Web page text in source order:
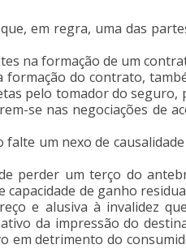
em regra, uma das
na formação de um
do contrato,
pelo tomador do
se nas negociações de
um nexo de
perder um terço do
capacidade de ganho
e alusiva à invalidez
da impressão do
em detrimento do